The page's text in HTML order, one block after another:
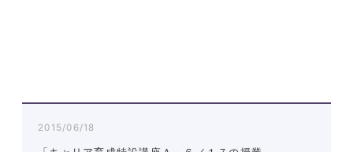
2015/06/18